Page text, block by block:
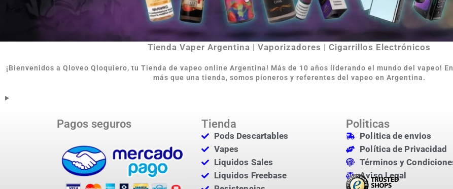
Tienda Vaper Argentina | Vaporizadores | Cigarrillos Electrónicos
¡Bienvenidos a Qloveo Qloquiero, tu Tienda de vapeo online Argentina! Más de 10 años liderando el mundo del vapeo!
más que una tienda, somos pioneros y referentes del vapeo en Argentina.
Pagos seguros Tienda
Pods Descartables
Vapes
Liquidos Sales
Liquidos Freebase
Politicas
Politica de envios
Política de Privacidad
Términos y
Aviso Legal